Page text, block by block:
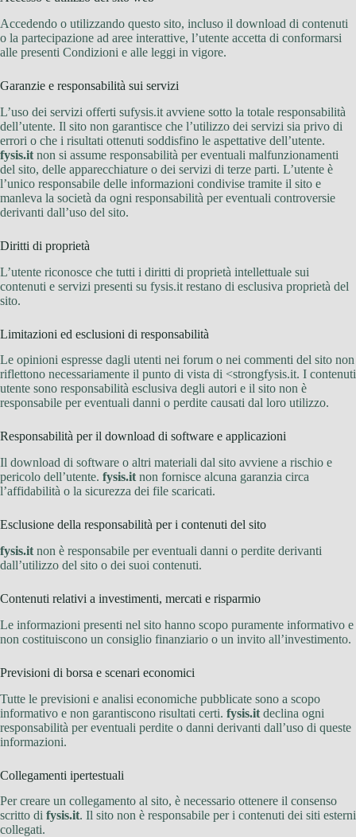
Accedendo o utilizzando questo sito, incluso il download di contenuti
o la partecipazione ad aree interattive, l’utente accetta di conformarsi
alle presenti Condizioni e alle leggi in vigore.
Garanzie e responsabilità sui servizi
L’uso dei servizi offerti sufysis.it avviene sotto la totale responsabilità
dell’utente. Il sito non garantisce che l’utilizzo dei servizi sia privo di
errori o che i risultati ottenuti soddisfino le aspettative dell’utente.
fysis.it non si assume responsabilità per eventuali malfunzionamenti
del sito, delle apparecchiature o dei servizi di terze parti. L’utente è
l’unico responsabile delle informazioni condivise tramite il sito e
manleva la società da ogni responsabilità per eventuali controversie
derivanti dall’uso del sito.
Diritti di proprietà
L’utente riconosce che tutti i diritti di proprietà intellettuale sui
contenuti e servizi presenti su fysis.it restano di esclusiva proprietà del
sito.
Limitazioni ed esclusioni di responsabilità
Le opinioni espresse dagli utenti nei forum o nei commenti del sito non
riflettono necessariamente il punto di vista di <strongfysis.it. I contenuti
utente sono responsabilità esclusiva degli autori e il sito non è
responsabile per eventuali danni o perdite causati dal loro utilizzo.
Responsabilità per il download di software e applicazioni
Il download di software o altri materiali dal sito avviene a rischio e
pericolo dell’utente. fysis.it non fornisce alcuna garanzia circa
l’affidabilità o la sicurezza dei file scaricati.
Esclusione della responsabilità per i contenuti del sito
fysis.it non è responsabile per eventuali danni o perdite derivanti
dall’utilizzo del sito o dei suoi contenuti.
Contenuti relativi a investimenti, mercati e risparmio
Le informazioni presenti nel sito hanno scopo puramente informativo e
non costituiscono un consiglio finanziario o un invito all’investimento.
Previsioni di borsa e scenari economici
Tutte le previsioni e analisi economiche pubblicate sono a scopo
informativo e non garantiscono risultati certi. fysis.it declina ogni
responsabilità per eventuali perdite o danni derivanti dall’uso di queste
informazioni.
Collegamenti ipertestuali
Per creare un collegamento al sito, è necessario ottenere il consenso
scritto di fysis.it. Il sito non è responsabile per i contenuti dei siti esterni
collegati.